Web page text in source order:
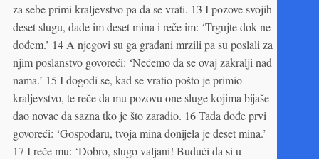
za sebe primi kraljevstvo pa da se vrati. 13 I pozove svojih
deset slugu, dade im deset mina i reče im: ‘Trgujte dok ne
dođem.’ 14 A njegovi su ga građani mrzili pa su poslali za
njim poslanstvo govoreći: ‘Nećemo da se ovaj zakralji nad
nama.’ 15 I dogodi se, kad se vratio pošto je primio
kraljevstvo, te reče da mu pozovu one sluge kojima bijaše
dao novac da sazna tko je što zaradio. 16 Tada dođe prvi
govoreći: ‘Gospodaru, tvoja mina donijela je deset mina.’
17 I reče mu: ‘Dobro, slugo valjani! Budući da si u